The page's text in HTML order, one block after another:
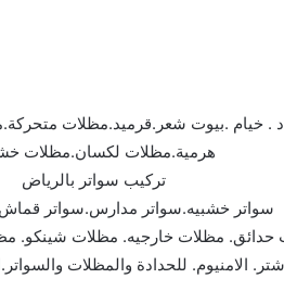
. خيام .بيوت شعر.قرميد.مظلات
هرمية.مظلات لكسان.مظلات
تركيب سواتر بالرياض
سواتر خشبيه.سواتر مدارس.سواتر
حدائق. مظلات خارجيه. مظلات
شتر. الامنيوم. للحدادة والمظلات